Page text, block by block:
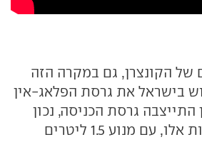
של הקונצרן, גם במקרה הזה
בישראל את גרסת הפלאג-אין
התייצבה גרסת הכניסה, נכון
למועד כתיבת שורות אלו, עם מנוע 1.5 ליטרים